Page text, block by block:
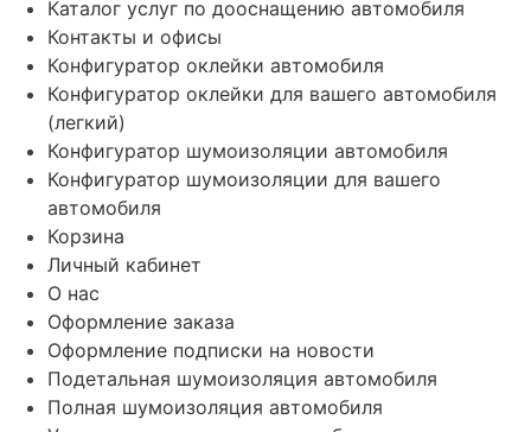
Каталог услуг по дооснащению автомобиля
Контакты и офисы
Конфигуратор оклейки автомобиля
Конфигуратор оклейки для вашего автомобиля
(легкий)
Конфигуратор шумоизоляции автомобиля
Конфигуратор шумоизоляции для вашего
автомобиля
Корзина
Личный кабинет
О нас
Оформление заказа
Оформление подписки на новости
Подетальная шумоизоляция автомобиля
Полная шумоизоляция автомобиля